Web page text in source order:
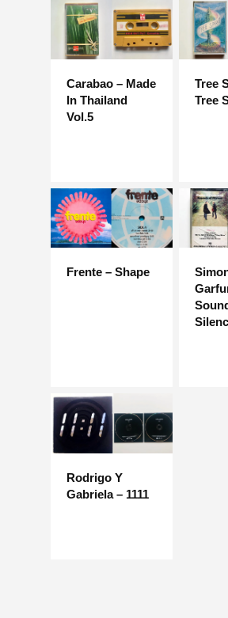
Carabao – Made
In Thailand
Vol.5
Tree
Tree
Frente – Shape
Rodrigo Y
Gabriela – 1111